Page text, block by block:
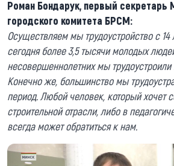
Роман Бондарук, первый секретарь
городского комитета БРСМ:
Осуществляем мы трудоустройство с 14
сегодня более 3,5 тысячи молодых
несовершеннолетних мы трудоустроили
Конечно же, большинство мы
период. Любой человек, который хочет
строительной отрасли, либо в
всегда может обратиться к нам.